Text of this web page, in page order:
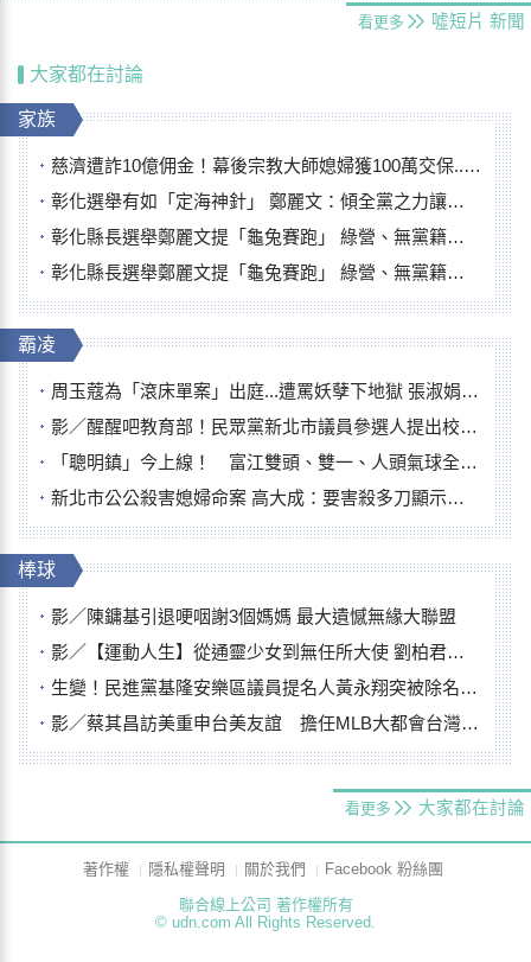
看更多 噓短片 新聞
大家都在討論
家族
慈濟遭詐10億佣金！幕後宗教大師媳婦獲100萬交保...快步奔離不發一語
彰化選舉有如「定海神針」 鄭麗文：傾全黨之力讓彰化贏
彰化縣長選舉鄭麗文提「龜兔賽跑」 綠營、無黨籍忙否認是烏龜
彰化縣長選舉鄭麗文提「龜兔賽跑」 綠營、無黨籍忙否認是烏龜
霸凌
周玉蔻為「滾床單案」出庭...遭罵妖孽下地獄 張淑娟批：舌頭殺人有罪
影／醒醒吧教育部！民眾黨新北市議員參選人提出校園反毒防線升級政見
「聰明鎮」今上線！ 富江雙頭、雙一、人頭氣球全登場
新北市公公殺害媳婦命案 高大成：要害殺多刀顯示怨恨深
棒球
影／陳鏞基引退哽咽謝3個媽媽 最大遺憾無緣大聯盟
影／【運動人生】從通靈少女到無任所大使 劉柏君女裁判人生國際發光
生變！民進黨基隆安樂區議員提名人黃永翔突被除名 將另提他人
影／蔡其昌訪美重申台美友誼 擔任MLB大都會台灣日開球嘉賓
看更多 大家都在討論
著作權 隱私權聲明 關於我們
Facebook 粉絲團
聯合線上公司 著作權所有
© udn.com All Rights Reserved.